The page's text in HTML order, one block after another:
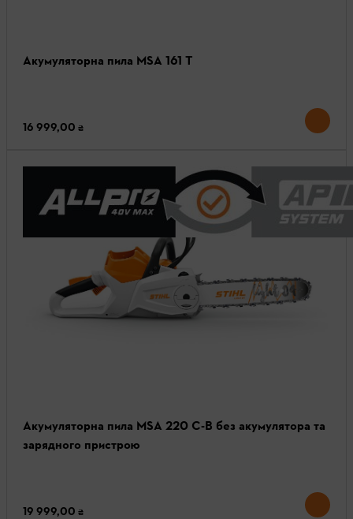
Акумуляторна пила MSA 161 T
16 999,00 ₴
Акумуляторна пила MSA 220 C-B без акумулятора та
зарядного пристрою
19 999,00 ₴